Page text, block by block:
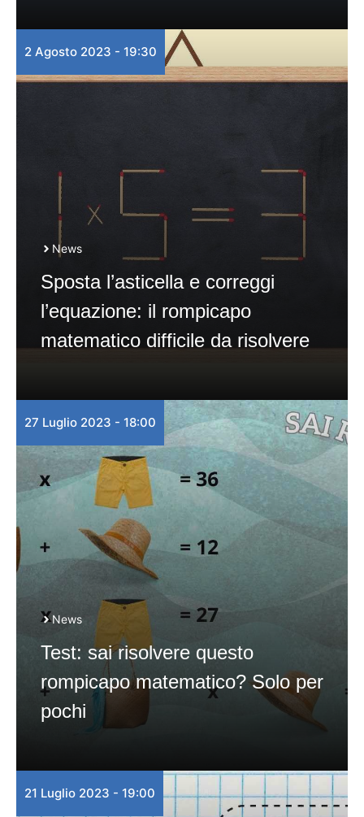
2 Agosto 2023 - 19:30
News
Sposta l’asticella e correggi
l’equazione: il rompicapo
matematico difficile da risolvere
27 Luglio 2023 - 18:00
News
Test: sai risolvere questo
rompicapo matematico? Solo per
pochi
21 Luglio 2023 - 19:00